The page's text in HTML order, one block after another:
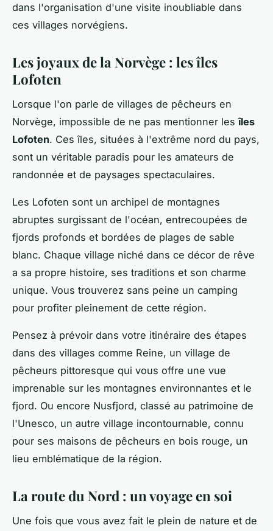
dans l'organisation d'une visite inoubliable dans
ces villages norvégiens.
Les joyaux de la Norvège : les îles
Lofoten
Lorsque l'on parle de villages de pêcheurs en
Norvège, impossible de ne pas mentionner lesîles
Lofoten. Ces îles, situées à l'extrême nord du pays,
sont un véritable paradis pour les amateurs de
randonnée et de paysages spectaculaires.
Les Lofoten sont un archipel de montagnes
abruptes surgissant de l'océan, entrecoupées de
fjords profonds et bordées de plages de sable
blanc. Chaque village niché dans ce décor de rêve
a sa propre histoire, ses traditions et son charme
unique. Vous trouverez sans peine un camping
pour profiter pleinement de cette région.
Pensez à prévoir dans votre itinéraire des étapes
dans des villages comme Reine, un village de
pêcheurs pittoresque qui vous offre une vue
imprenable sur les montagnes environnantes et le
fjord. Ou encore Nusfjord, classé au patrimoine de
l'Unesco, un autre village incontournable, connu
pour ses maisons de pêcheurs en bois rouge, un
lieu emblématique de la région.
La route du Nord : un voyage en soi
Une fois que vous avez fait le plein de nature et de